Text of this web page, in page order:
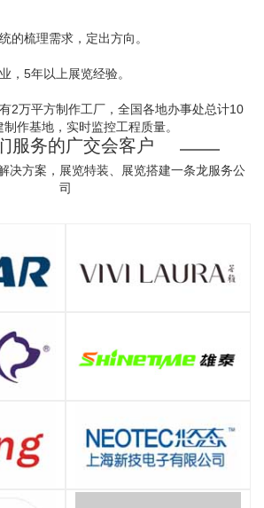
的梳理需求，定出方向。
，5年以上展览经验。
2万平方制作工厂，全国各地办事处总计10
作基地，实时监控工程质量。
服务的广交会客户
决方案，展览特装、展览搭建一条龙服务公
司